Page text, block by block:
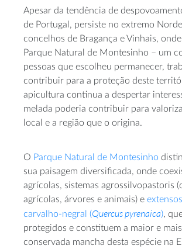
Apesar da tendência de
de Portugal, persiste no extremo
concelhos de Bragança e Vinhais,
Parque Natural de Montesinho – um
pessoas que escolheu permanecer,
contribuir para a proteção deste
apicultura continua a despertar
melada poderia contribuir para
local e a região que o origina.
O Parque Natural de Montesinho
sua paisagem diversificada, onde
agrícolas, sistemas agrossilvopastoris
agrícolas, árvores e animais) e
carvalho-negral (Quercus pyrenaica),
protegidos e constituem a maior e
conservada mancha desta espécie na